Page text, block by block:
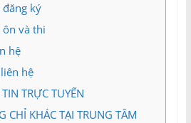
ký
và thi
hệ
hệ
TRỰC TUYẾN
CHỈ KHÁC TẠI TRUNG TÂM